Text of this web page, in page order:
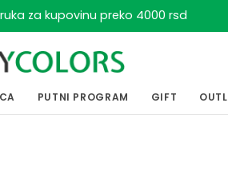
za kupovinu preko 4000 rsd
PUTNI PROGRAM GIFT